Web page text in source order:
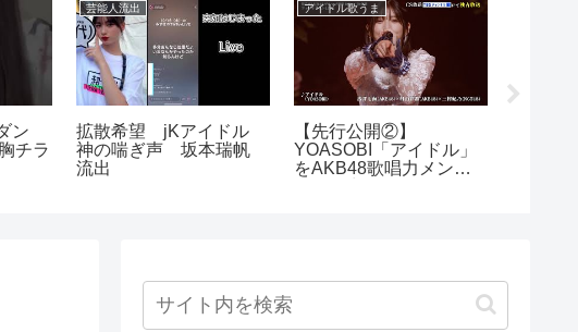
ン
チラ
芸能人流出
拡散希望 jKアイドル
神の喘ぎ声 坂本瑞帆
流出
アイドル歌うま
【先行公開②】
YOASOBI「アイドル」
をAKB48歌唱力メンバ